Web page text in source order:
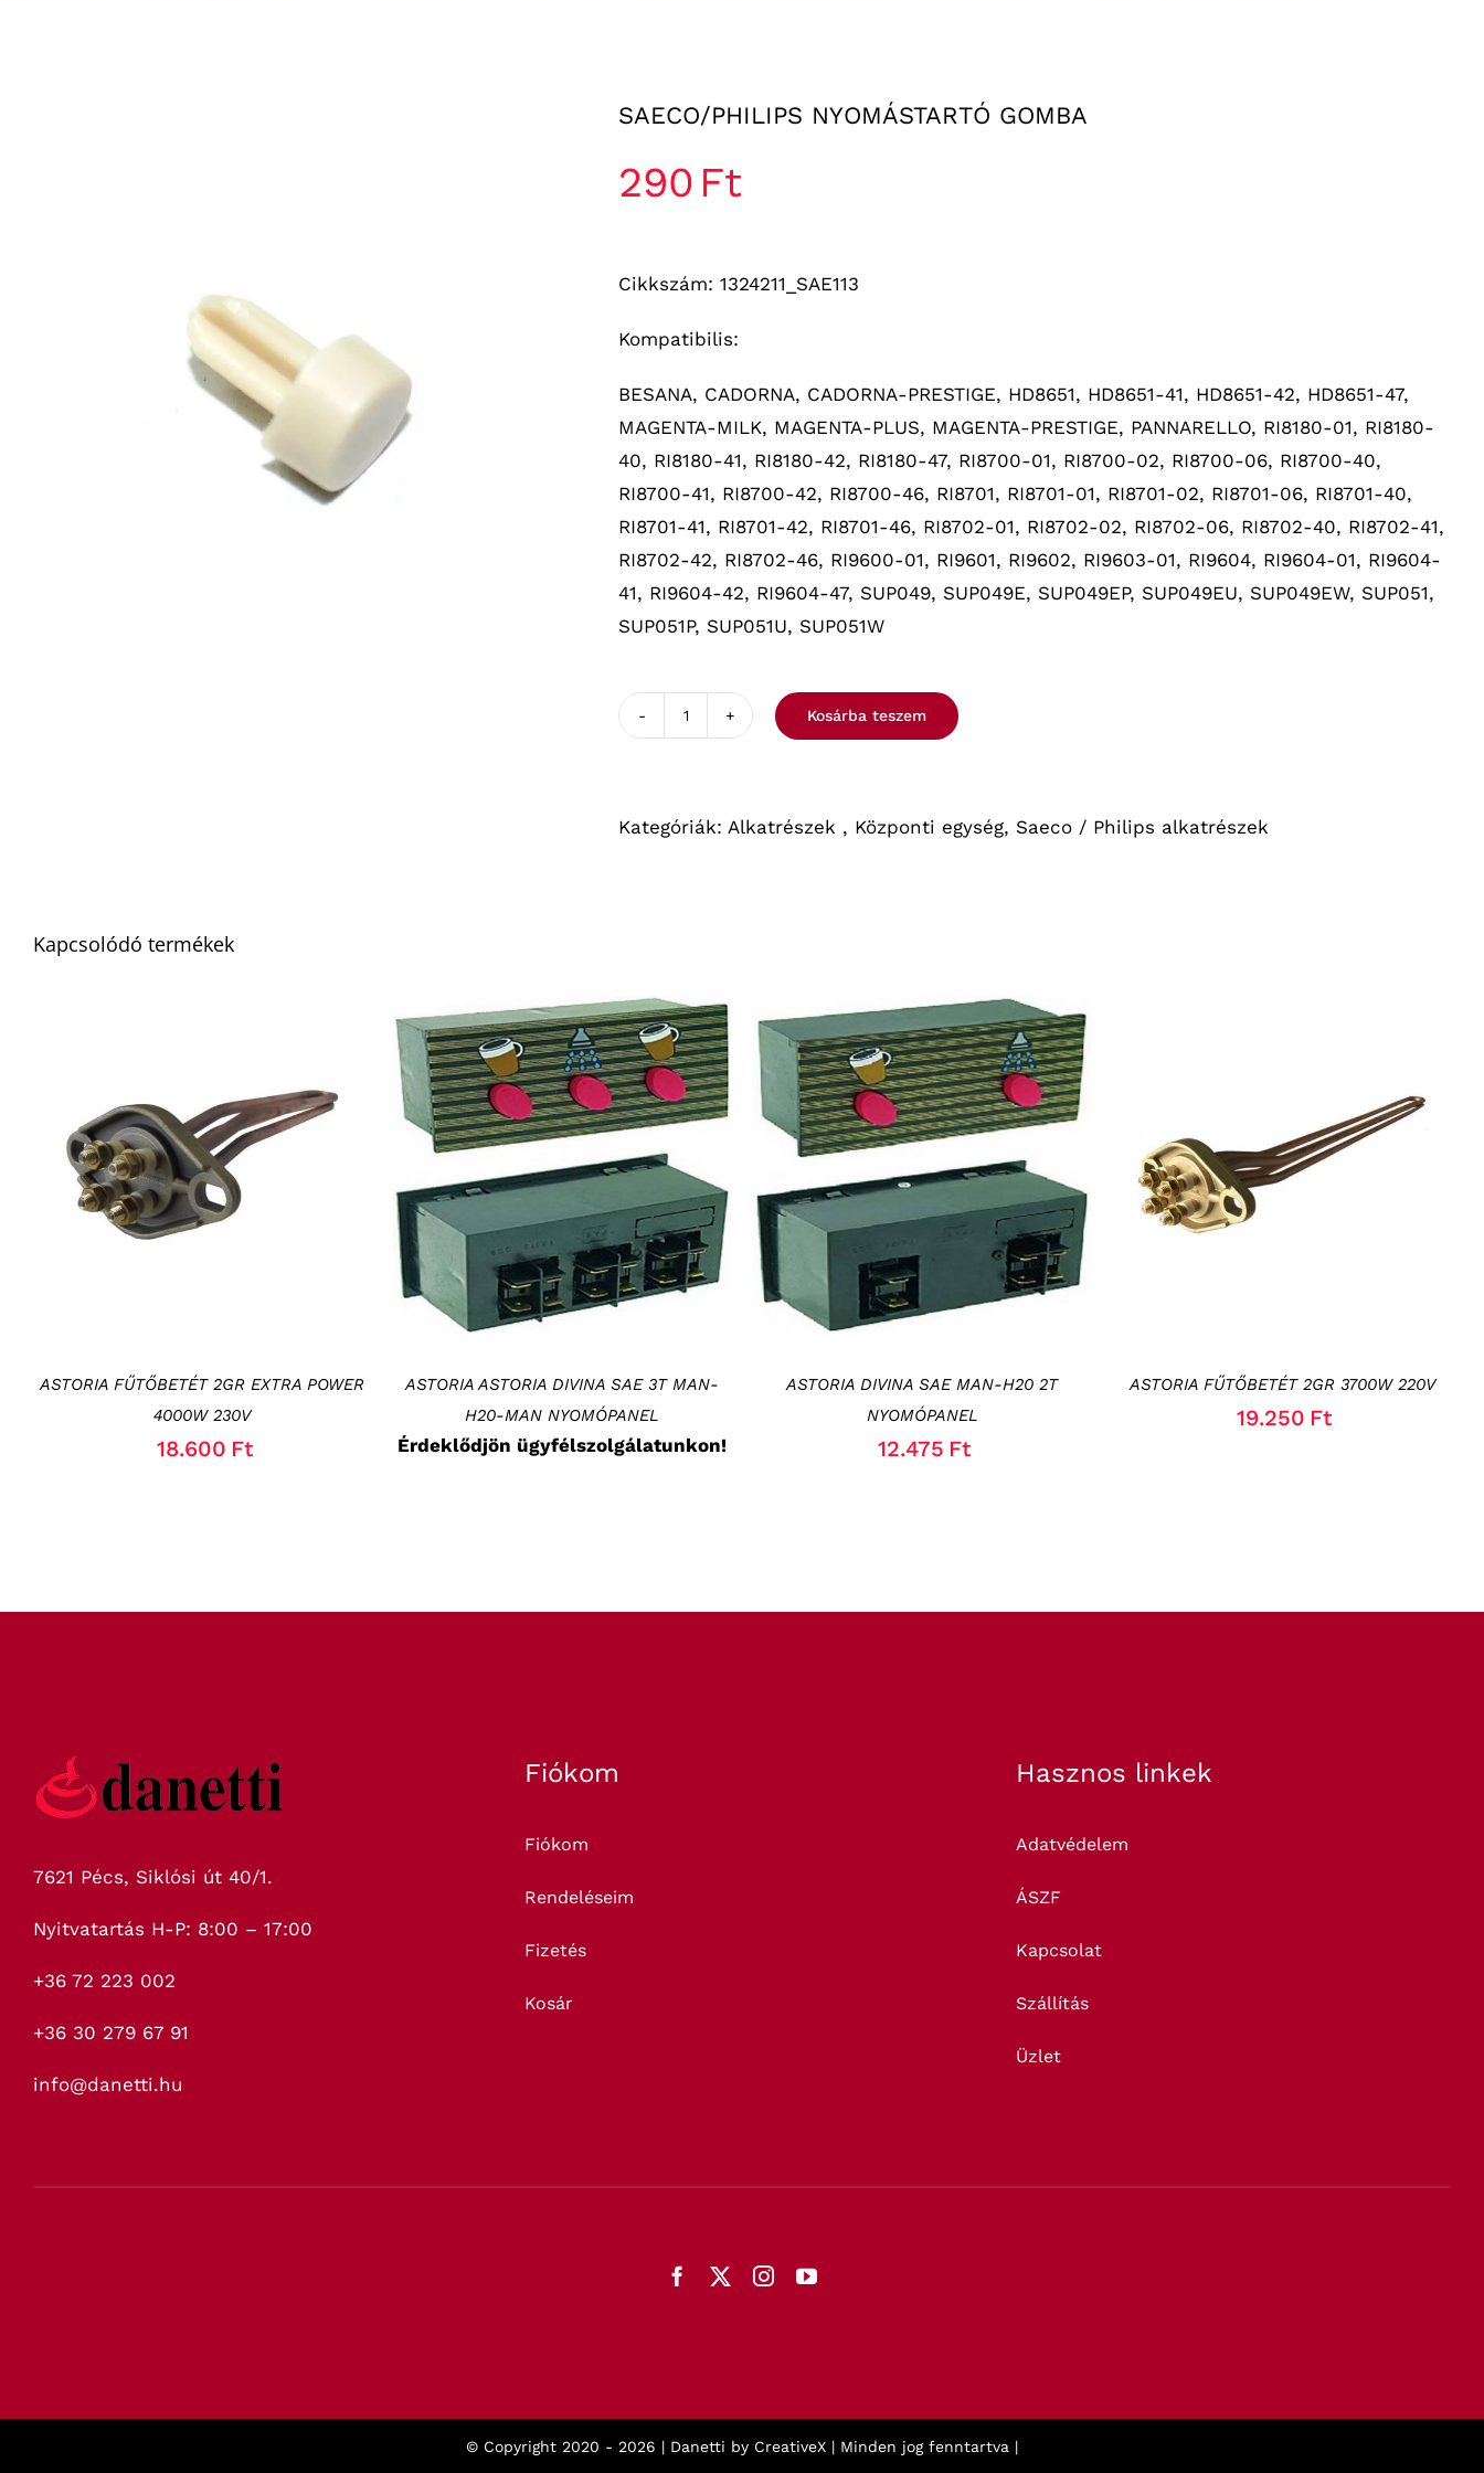
SAECO/PHILIPS NYOMÁSTARTÓ GOMBA
290 Ft
Cikkszám: 1324211_SAE113
Kompatibilis:
BESANA, CADORNA, CADORNA-PRESTIGE, HD8651, HD8651-41, HD8651-42, HD8651-47,
MAGENTA-MILK, MAGENTA-PLUS, MAGENTA-PRESTIGE, PANNARELLO, RI8180-01, RI8180-
40, RI8180-41, RI8180-42, RI8180-47, RI8700-01, RI8700-02, RI8700-06, RI8700-40,
RI8700-41, RI8700-42, RI8700-46, RI8701, RI8701-01, RI8701-02, RI8701-06, RI8701-40,
RI8701-41, RI8701-42, RI8701-46, RI8702-01, RI8702-02, RI8702-06, RI8702-40, RI8702-41,
RI8702-42, RI8702-46, RI9600-01, RI9601, RI9602, RI9603-01, RI9604, RI9604-01, RI9604-
41, RI9604-42, RI9604-47, SUP049, SUP049E, SUP049EP, SUP049EU, SUP049EW, SUP051,
SUP051P, SUP051U, SUP051W
SAECO/PHILIPS
mennyiség
Kosárba teszem
Kategóriák: Alkatrészek , Központi egység, Saeco / Philips alkatrészek
Kapcsolódó termékek
KOSÁRBA TESZEM /
ASTORIA FŰTŐBETÉT 2GR EXTRA POWER
4000W 230V
18.600 Ft
RÉSZLETEK
ASTORIA ASTORIA DIVINA SAE 3T MAN-
H20-MAN NYOMÓPANEL
Érdeklődjön ügyfélszolgálatunkon!
KOSÁRBA TESZEM / RÉSZLETEK
ASTORIA DIVINA SAE MAN-H20 2T
NYOMÓPANEL
12.475 Ft
KOSÁRBA TESZEM /
ASTORIA FŰTŐBETÉT 2GR 3700W 220V
19.250 Ft
7621 Pécs, Siklósi út 40/1.
Nyitvatartás H-P: 8:00 – 17:00
+36 72 223 002
+36 30 279 67 91
info@danetti.hu
Fiókom
Fiókom
Rendeléseim
Fizetés
Kosár
Hasznos linkek
Adatvédelem
ÁSZF
Kapcsolat
Szállítás
Üzlet
© Copyright 2020 - 2026 | Danetti by CreativeX | Minden jog fenntartva |